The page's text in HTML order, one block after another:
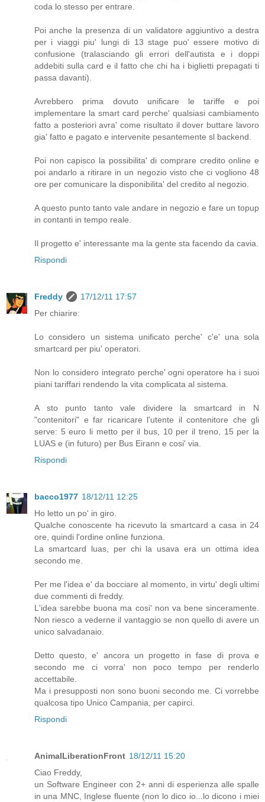
coda lo stesso per entrare.
Poi anche la presenza di un validatore aggiuntivo a destra
per i viaggi piu' lungi di 13 stage puo' essere motivo di
confusione (tralasciando gli errori dell'autista e i doppi
addebiti sulla card e il fatto che chi ha i biglietti prepagati ti
passa davanti).
Avrebbero prima dovuto unificare le tariffe e poi
implementare la smart card perche' qualsiasi cambiamento
fatto a posteriori avra' come risultato il dover buttare lavoro
gia' fatto e pagato e intervenite pesantemente sl backend.
Poi non capisco la possibilita' di comprare credito online e
poi andarlo a ritirare in un negozio visto che ci vogliono 48
ore per comunicare la disponibilita' del credito al negozio.
A questo punto tanto vale andare in negozio e fare un topup
in contanti in tempo reale.
Il progetto e' interessante ma la gente sta facendo da cavia.
Rispondi
Freddy
17/12/11 17:57
Per chiarire:
Lo considero un sistema unificato perche' c'e' una sola
smartcard per piu' operatori.
Non lo considero integrato perche' ogni operatore ha i suoi
piani tariffari rendendo la vita complicata al sistema.
A sto punto tanto vale dividere la smartcard in N
"contenitori" e far ricaricare l'utente il contenitore che gli
serve: 5 euro li metto per il bus, 10 per il treno, 15 per la
LUAS e (in futuro) per Bus Eirann e cosi' via.
Rispondi
bacco1977 18/12/11 12:25
Ho letto un po' in giro.
Qualche conoscente ha ricevuto la smartcard a casa in 24
ore, quindi l'ordine online funziona.
La smartcard luas, per chi la usava era un ottima idea
secondo me.
Per me l'idea e' da bocciare al momento, in virtu' degli ultimi
due commenti di freddy.
L'idea sarebbe buona ma cosi' non va bene sinceramente.
Non riesco a vederne il vantaggio se non quello di avere un
unico salvadanaio.
Detto questo, e' ancora un progetto in fase di prova e
secondo me ci vorra' non poco tempo per renderlo
accettabile.
Ma i presupposti non sono buoni secondo me. Ci vorrebbe
qualcosa tipo Unico Campania, per capirci.
Rispondi
AnimalLiberationFront 18/12/11 15:20
Ciao Freddy,
un Software Engineer con 2+ anni di esperienza alle spalle
in una MNC, Inglese fluente (non lo dico io...lo dicono i miei